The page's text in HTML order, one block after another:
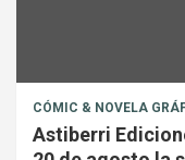
CÓMIC & NOVELA
Astiberri